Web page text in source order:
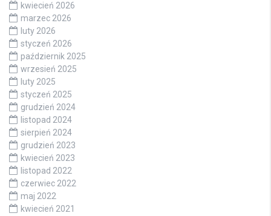
kwiecień 2026
marzec 2026
luty 2026
styczeń 2026
październik 2025
wrzesień 2025
luty 2025
styczeń 2025
grudzień 2024
listopad 2024
sierpień 2024
grudzień 2023
kwiecień 2023
listopad 2022
czerwiec 2022
maj 2022
kwiecień 2021